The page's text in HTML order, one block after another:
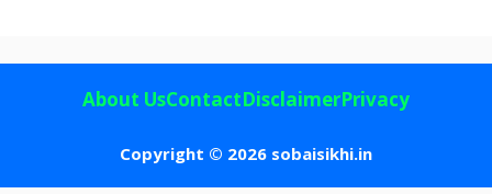
Copyright © 2026 sobaisikhi.in
About UsContactDisclaimerPrivacy